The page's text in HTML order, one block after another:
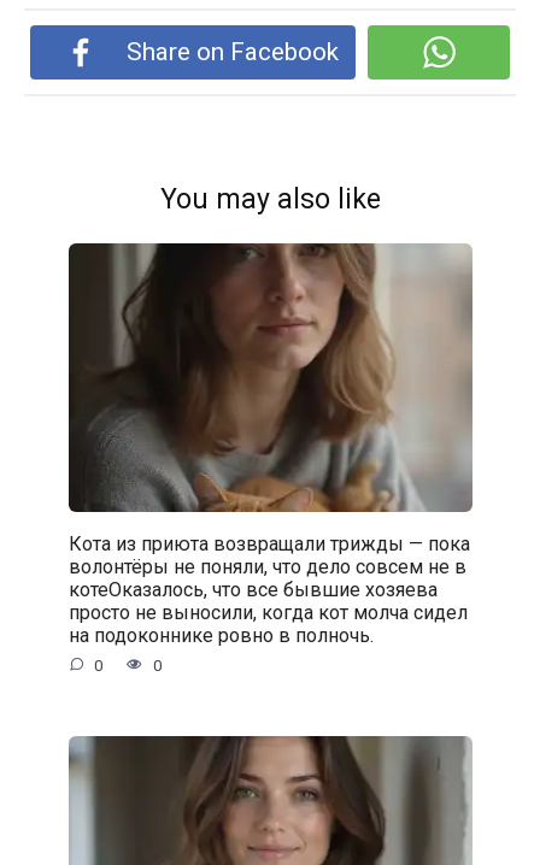
Share on Facebook
You may also like
Кота из приюта возвращали трижды — пока
волонтёры не поняли, что дело совсем не в
котеОказалось, что все бывшие хозяева
просто не выносили, когда кот молча сидел
на подоконнике ровно в полночь.
0 0